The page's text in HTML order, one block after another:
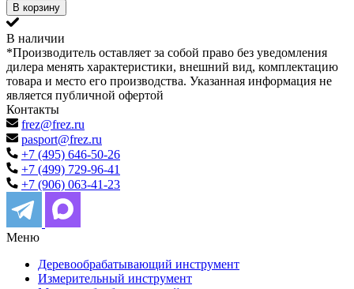
В корзину
В наличии
*Производитель оставляет за собой право без уведомления
дилера менять характеристики, внешний вид, комплектацию
товара и место его производства. Указанная информация не
является публичной офертой
Контакты
frez@frez.ru
pasport@frez.ru
+7 (495) 646-50-26
+7 (499) 729-96-41
+7 (906) 063-41-23
Меню
Деревообрабатывающий инструмент
Измерительный инструмент